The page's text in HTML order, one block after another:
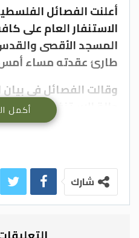
أعلنت الفصائل
الاستنفار العام على
المسجد الأقصى
طارئ عقدته مساء أمس
وقالت الفصائل في بيان
حالة الاستنفار العام
المستويات تحسبا لأي
ودعت إلى “استمرار
أشكالها مع العدو، في
أكمل
شارك